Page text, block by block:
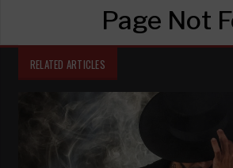
VIDAFLAMENCA
RELATED ARTICLES